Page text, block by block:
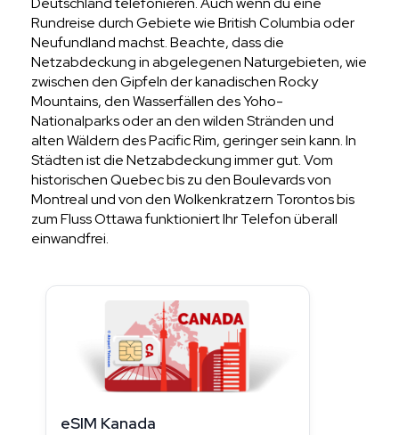
Rundreise durch Gebiete wie British Columbia oder
Neufundland machst. Beachte, dass die
Netzabdeckung in abgelegenen Naturgebieten, wie
zwischen den Gipfeln der kanadischen Rocky
Mountains, den Wasserfällen des Yoho-
Nationalparks oder an den wilden Stränden und
alten Wäldern des Pacific Rim, geringer sein kann. In
Städten ist die Netzabdeckung immer gut. Vom
historischen Quebec bis zu den Boulevards von
Montreal und von den Wolkenkratzern Torontos bis
zum Fluss Ottawa funktioniert Ihr Telefon überall
einwandfrei.
eSIM Kanada